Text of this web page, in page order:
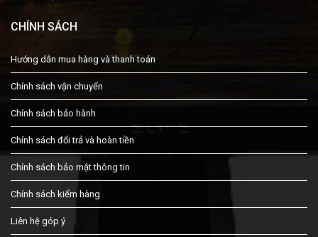
CHÍNH SÁCH
Hướng dẫn mua hàng và thanh toán
Chính sách vận chuyển
Chính sách bảo hành
Chính sách đổi trả và hoàn tiền
Chính sách bảo mật thông tin
Chính sách kiểm hàng
Liên hệ góp ý